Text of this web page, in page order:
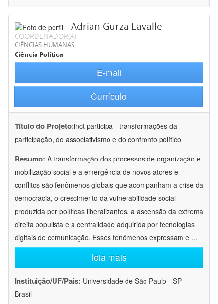
Adrian Gurza Lavalle
COORDENADOR(A)
CIÊNCIAS HUMANAS
Ciência Política
E-mail
Currículo
Título do Projeto:inct participa - transformações da
participação, do associativismo e do confronto político
Resumo: A transformação dos processos de organização e
mobilização social e a emergência de novos atores e
conflitos são fenômenos globais que acompanham a crise da
democracia, o crescimento da vulnerabilidade social
produzida por políticas liberalizantes, a ascensão da extrema
direita populista e a centralidade adquirida por tecnologias
digitais de comunicação. Esses fenômenos expressam e ...
leia mais
Instituição/UF/País: Universidade de São Paulo - SP -
Brasil